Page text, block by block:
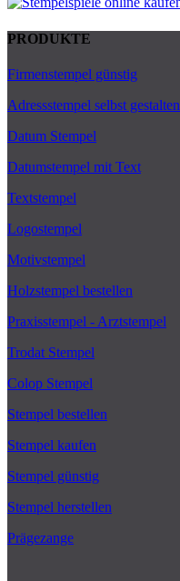
PRODUKTE
Firmenstempel günstig
Adressstempel selbst gestalten
Datum Stempel
Datumstempel mit Text
Textstempel
Logostempel
Motivstempel
Holzstempel bestellen
Praxisstempel - Arztstempel
Trodat Stempel
Colop Stempel
Stempel bestellen
Stempel kaufen
Stempel günstig
Stempel herstellen
Prägezange